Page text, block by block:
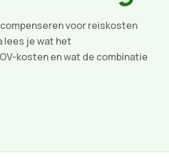
voor reiskosten
lees je wat het
kosten en wat de combinatie